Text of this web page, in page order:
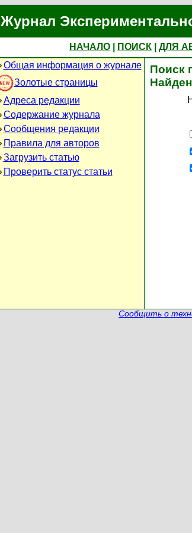
Журнал
НАЧАЛО ПОИСК ДЛЯ
Общая информация о журнале
Золотые страницы
Адреса редакции
Содержание журнала
Сообщения редакции
Правила для авторов
Загрузить статью
Проверить статус статьи
Поиск
Сообщить о